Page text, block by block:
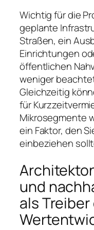
Wichtig für die
geplante
Straßen, ein
Einrichtungen
öffentlichen
weniger
Gleichzeitig
für
Mikrosegmente
ein Faktor, den
einbeziehen
und
als Treiber